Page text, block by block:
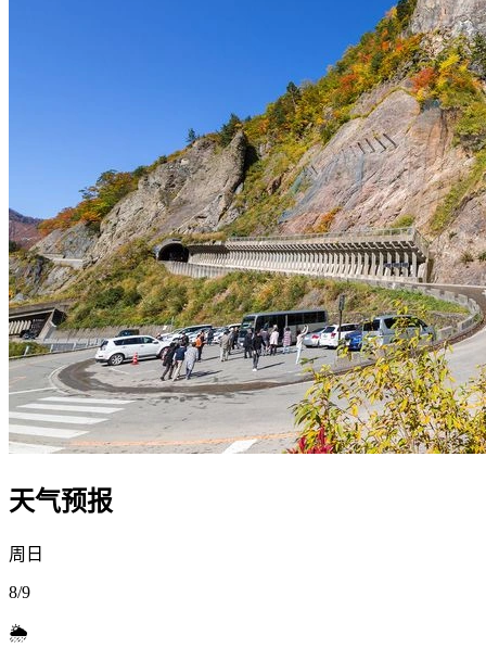
天气预报
周日
8/9
🌦️